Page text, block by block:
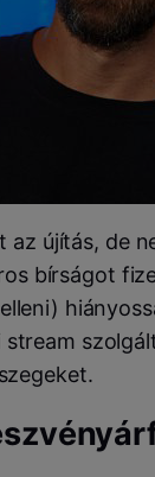
az újítás, de
bírságot